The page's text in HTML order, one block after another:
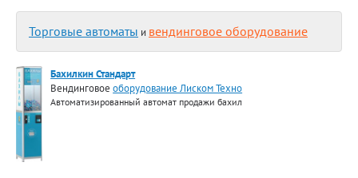
Торговые автоматы и вендинговое оборудование
Бахилкин Стандарт
Вендинговоеоборудование Лиском Техно
Автоматизированный автомат продажи бахил